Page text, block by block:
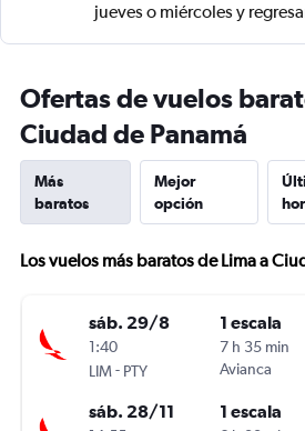
jueves o miércoles y
Ofertas de vuelos
Ciudad de Panamá
Más
baratos
Mejor
opción
Los vuelos más baratos de Lima a
sáb. 29/8
1:40
LIM- PTY
1 escala
7 h 35 min
Avianca
sáb. 28/11 1 escala